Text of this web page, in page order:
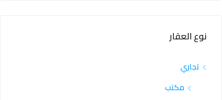
نوع العقار
تجاري
مكتب